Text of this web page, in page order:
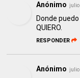
Anónimo julio
Donde puedo
QUIERO.
RESPONDER
Anónimo julio